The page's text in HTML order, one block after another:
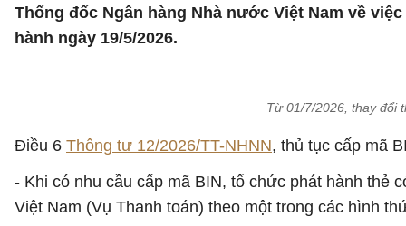
Thống đốc Ngân hàng Nhà nước Việt Nam về
hành ngày 19/5/2026.
Từ 01/7/2026, thay đổi
Điều 6 Thông tư 12/2026/TT-NHNN, thủ tục cấp mã
- Khi có nhu cầu cấp mã BIN, tổ chức phát hành thẻ
Việt Nam (Vụ Thanh toán) theo một trong các hình